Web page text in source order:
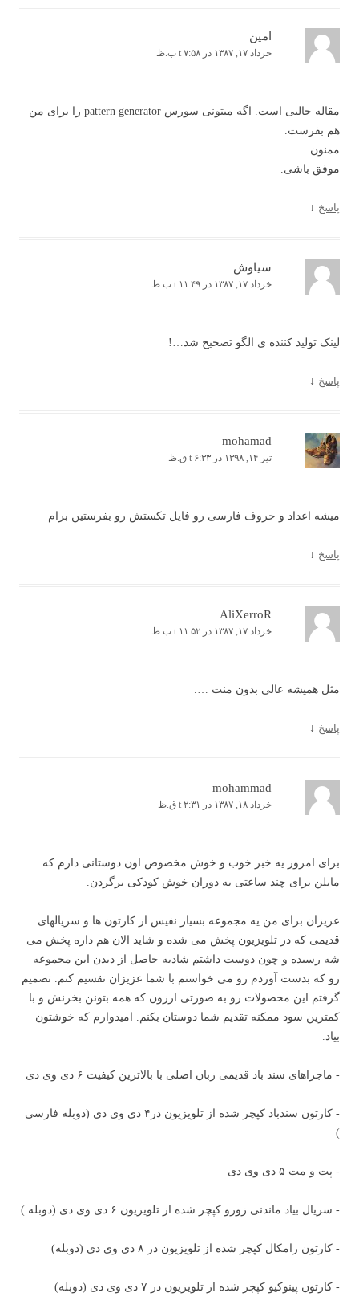
امین
خرداد ۱۷, ۱۳۸۷ در t ۷:۵۸ ب.ظ
مقاله جالبی است. اگه میتونی سورس pattern generator را برای من
هم بفرست.
ممنون.
موفق باشی.
پاسخ ↓
سیاوش
خرداد ۱۷, ۱۳۸۷ در t ۱۱:۴۹ ب.ظ
لینک تولید کننده ی الگو تصحیح شد…!
پاسخ ↓
mohamad
تیر ۱۴, ۱۳۹۸ در t ۶:۳۳ ق.ظ
میشه اعداد و حروف فارسی رو فایل تکستش رو بفرستین برام
پاسخ ↓
AliXerroR
خرداد ۱۷, ۱۳۸۷ در t ۱۱:۵۲ ب.ظ
مثل همیشه عالی بدون منت ….
پاسخ ↓
mohammad
خرداد ۱۸, ۱۳۸۷ در t ۲:۳۱ ق.ظ
برای امروز یه خبر خوب و خوش مخصوص اون دوستانی دارم که
مایلن برای چند ساعتی به دوران خوش کودکی برگردن.
عزیزان برای من یه مجموعه بسیار نفیس از کارتون ها و سریالهای
قدیمی که در تلویزیون پخش می شده و شاید الان هم داره پخش می
شه رسیده و چون دوست داشتم شادیه حاصل از دیدن این مجموعه
رو که بدست آوردم رو می خواستم با شما عزیزان تقسیم کنم. تصمیم
گرفتم این محصولات رو به صورتی ارزون که همه بتونن بخرنش و با
کمترین سود ممکنه تقدیم شما دوستان بکنم. امیدوارم که خوشتون
بیاد.
- ماجراهای سند باد قدیمی زبان اصلی با بالاترین کیفیت ۶ دی وی دی
- کارتون سندباد کپچر شده از تلویزیون در۴ دی وی دی (دوبله فارسی
)
- پت و مت ۵ دی وی دی
- سریال بیاد ماندنی زورو کپچر شده از تلویزیون ۶ دی وی دی (دوبله )
- کارتون رامکال کپچر شده از تلویزیون در ۸ دی وی دی (دوبله)
- کارتون پینوکیو کپچر شده از تلویزیون در ۷ دی وی دی (دوبله)